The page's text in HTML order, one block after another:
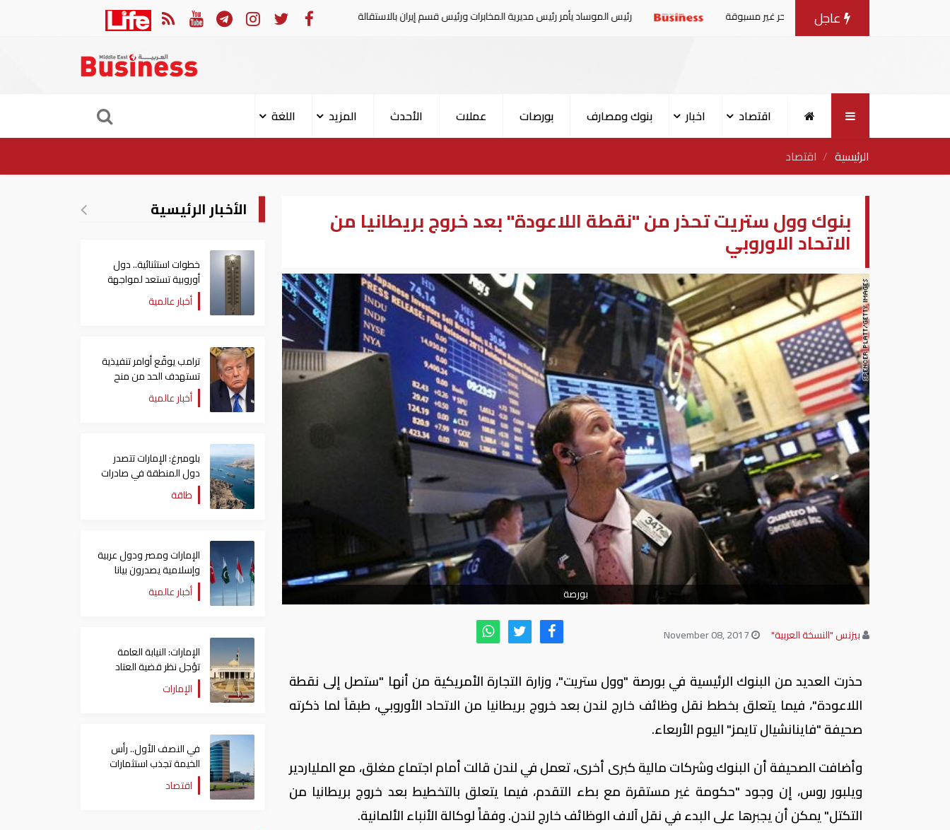
عاجل
تستعد لمواجهة موجة حر غير مسبوقة رئيس الموساد يأمر رئيس مديرية المخابرات ورئيس قسم إيران بالاستقالة السعودية تعلن إصابة 11 مدنيا في هجوم حوثي على نجران
اقتصاد اخبار بنوك ومصارف بورصات عملات الأحدث المزيد
اللغة
الرئيسية
اقتصاد
بنوك وول ستريت تحذر من "نقطة اللاعودة" بعد خروج بريطانيا من
الاتحاد الاوروبي
بورصة
بيزنس "النسخة العربية"
حذرت العديد من البنوك الرئيسية في بورصة "وول ستريت"، وزارة التجارة الأمريكية من أنها "ستصل إلى نقطة
اللاعودة"، فيما يتعلق بخطط نقل وظائف خارج لندن بعد خروج بريطانيا من الاتحاد الأوروبي، طبقاً لما ذكرته
صحيفة "فاينانشيال تايمز" اليوم الأربعاء.
وأضافت الصحيفة أن البنوك وشركات مالية كبرى أخرى، تعمل في لندن قالت أمام اجتماع مغلق، مع الملياردير
ويلبور روس، إن وجود "حكومة غير مستقرة مع بطء التقدم، فيما يتعلق بالتخطيط بعد خروج بريطانيا من
التكتل" يمكن أن يجبرها على البدء في نقل آلاف الوظائف خارج لندن. وفقاًَ لوكالة الأنباء الألمانية.
الأخبار الرئيسية
خطوات استثنائية.. دول
أوروبية تستعد لمواجهة
موجة حر غير مسبوقة
أخبار عالمية
ترامب يوقّع أوامر تنفيذية
تستهدف الحد من منح
الجنسية الأمريكية بالولادة
أخبار عالمية
بلومبرغ: الإمارات تتصدر
دول المنطقة في صادرات
النفط عبر مضيق هرمز
طاقة
الإمارات ومصر ودول عربية
وإسلامية يصدرون بيانا
مشتركا بشأن الانتهاكات
الإسرائيلية في غزة
أخبار عالمية
الإمارات: النيابة العامة
تؤجل نظر قضية العتاد
العسكري للسودان
الإمارات
في النصف الأول.. رأس
الخيمة تجذب استثمارات
تتجاوز 771 مليون درهماقتصاد